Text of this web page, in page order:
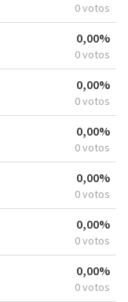
0 votos
0,00%
0 votos
0,00%
0 votos
0,00%
0 votos
0,00%
0 votos
0,00%
0 votos
0,00%
0 votos